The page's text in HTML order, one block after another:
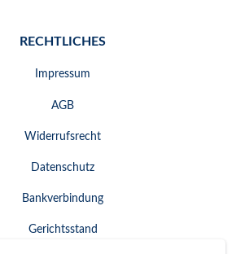
RECHTLICHES
Impressum
AGB
Widerrufsrecht
Datenschutz
Bankverbindung
Gerichtsstand